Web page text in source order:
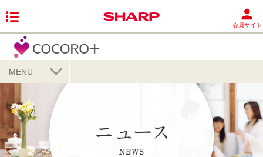
会員サイト
MENU